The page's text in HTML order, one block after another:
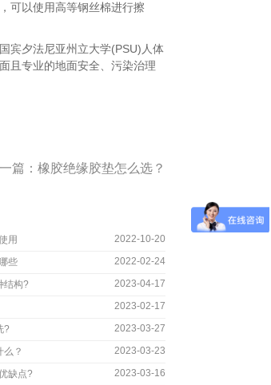
可以使用高等钢丝棉进行擦
宾夕法尼亚州立大学(PSU)人体
且专业的地面安全、污染治理
篇： 橡胶绝缘胶垫怎么选？
用 2022-10-20
些 2022-02-24
结构? 2023-04-17
2023-02-17
? 2023-03-27
？ 2023-03-23
缺点? 2023-03-16